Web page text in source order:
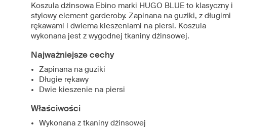
Koszula dżinsowa Ebino marki HUGO BLUE to klasyczny i
stylowy element garderoby. Zapinana na guziki, z długimi
rękawami i dwiema kieszeniami na piersi. Koszula
wykonana jest z wygodnej tkaniny dżinsowej.
Najważniejsze cechy
Zapinana na guziki
Długie rękawy
Dwie kieszenie na piersi
Właściwości
Wykonana z tkaniny dżinsowej